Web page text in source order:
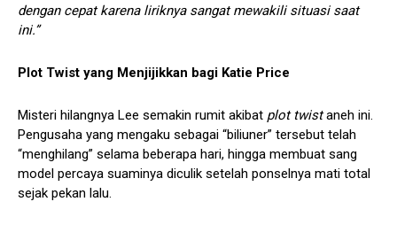
dengan cepat karena liriknya sangat mewakili situasi saat
ini.”
Plot Twist yang Menjijikkan bagi Katie Price
Misteri hilangnya Lee semakin rumit akibat plot twistaneh ini.
Pengusaha yang mengaku sebagai “biliuner” tersebut telah
“menghilang” selama beberapa hari, hingga membuat sang
model percaya suaminya diculik setelah ponselnya mati total
sejak pekan lalu.